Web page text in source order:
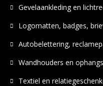
Gevelaankleding en
Logomatten, badges,
Autobelettering,
Wandhouders en
Textiel en